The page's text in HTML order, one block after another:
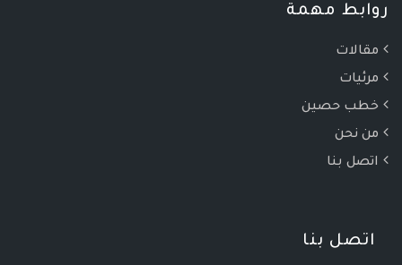
روابط مهمة
مقالات
مرئيات
خطب حصين
من نحن
اتصل بنا
اتصل بنا